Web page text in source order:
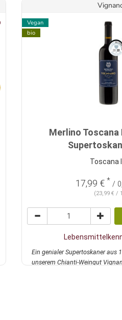
Vegan
bio
Merlino
Toscana
17,99 € * /
(23,99 € /
Ein genialer Supertoskaner aus
unserem Chianti-Weingut